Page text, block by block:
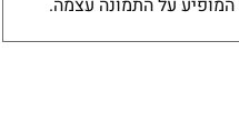
על התמונה עצמה.